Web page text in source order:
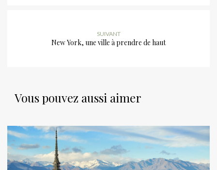
SUIVANT
New York, une ville à prendre de haut
Vous pouvez aussi aimer